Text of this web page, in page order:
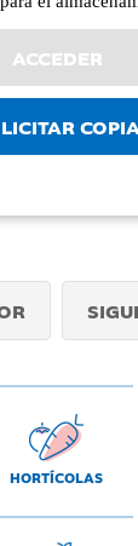
ACCEDER
HORTÍCOLAS